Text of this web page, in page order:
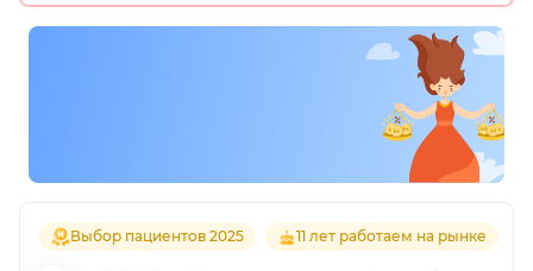
Выбор пациентов 2025 11 лет работаем на рынке